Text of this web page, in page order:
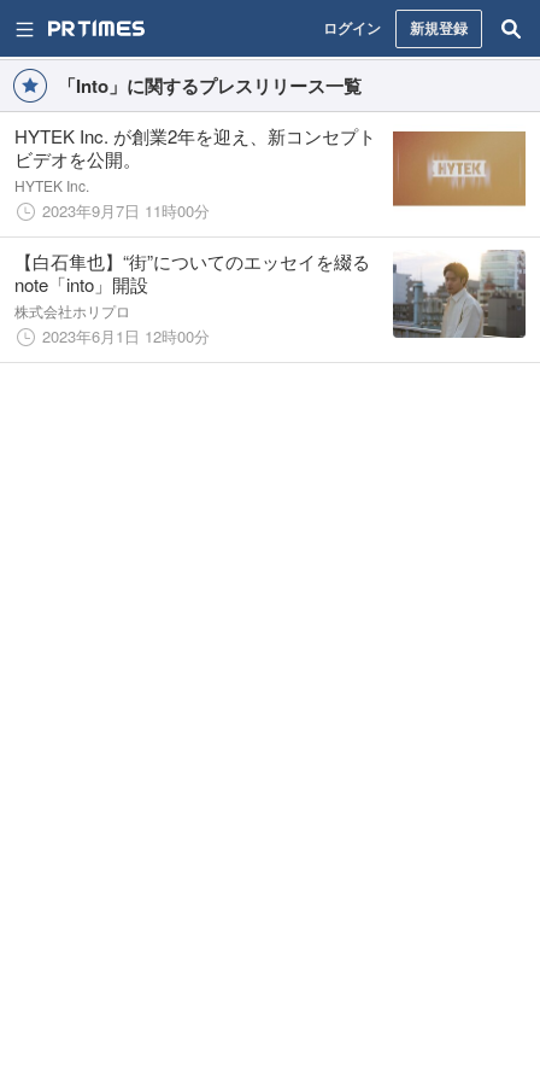
ログイン 新規登録
「Into」に関するプレスリリース一覧
HYTEK Inc. が創業2年を迎え、新コンセプト
ビデオを公開。
HYTEK Inc.
2023年9月7日 11時00分
【白石隼也】“街”についてのエッセイを綴る
note「into」開設
株式会社ホリプロ
2023年6月1日 12時00分